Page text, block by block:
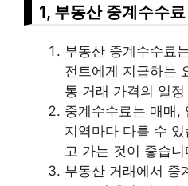
1, 부동산 중계수수
부동산 중계수수료
전트에게 지급하는
통 거래 가격의 일
중계수수료는 매매,
지역마다 다를 수
고 가는 것이 좋습니
부동산 거래에서 중